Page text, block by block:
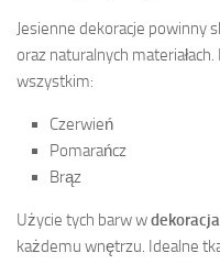
Jesienne dekoracje powinny
oraz naturalnych
wszystkim:
Czerwień
Pomarańcz
Brąz
Użycie tych barw w
każdemu wnętrzu. Idealne